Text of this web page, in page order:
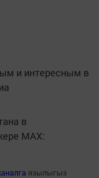
и интересным в
в
MАХ:
язылыгыз